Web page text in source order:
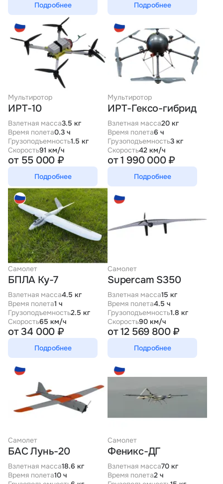
Подробнее Подробнее
Мультиротор
ИРТ-10
Взлетная масса3.5 кг
Время полета0.3 ч
Грузоподъемность1.5 кг
Скорость91 км/ч
от 55 000 ₽
Подробнее
Мультиротор
ИРТ-Гексо-гибрид
Взлетная масса20 кг
Время полета6 ч
Грузоподъемность3 кг
Скорость42 км/ч
от 1 990 000 ₽
Подробнее
Самолет
БПЛА Ку-7
Взлетная масса4.5 кг
Время полета1 ч
Грузоподъемность2.5 кг
Скорость65 км/ч
от 34 000 ₽
Подробнее
Самолет
Supercam S350
Взлетная масса15 кг
Время полета4.5 ч
Грузоподъемность1.8 кг
Скорость90 км/ч
от 12 569 800 ₽
Подробнее
Самолет
БАС Лунь-20
Взлетная масса18.6 кг
Время полета10 ч
Самолет
Феникс-ДГ
Взлетная масса70 кг
Время полета2 ч